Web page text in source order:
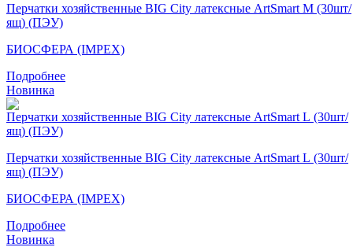
Перчатки хозяйственные BIG City латексные ArtSmart M (30шт/
ящ) (ПЭУ)
БИОСФЕРА (IMPEX)
Подробнее
Новинка
Перчатки хозяйственные BIG City латексные ArtSmart L (30шт/
ящ) (ПЭУ)
БИОСФЕРА (IMPEX)
Подробнее
Новинка